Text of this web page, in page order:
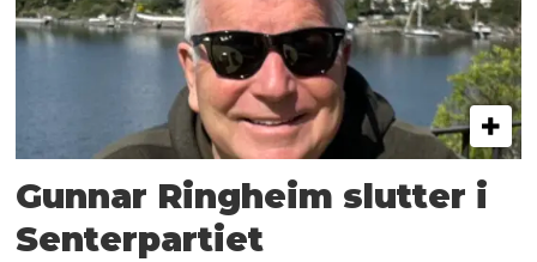
Gunnar Ringheim slutter i
Senterpartiet